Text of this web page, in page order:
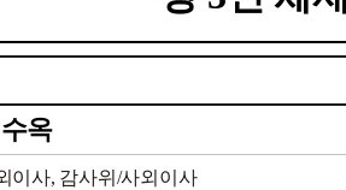
옥
이사, 감사위/사외이사